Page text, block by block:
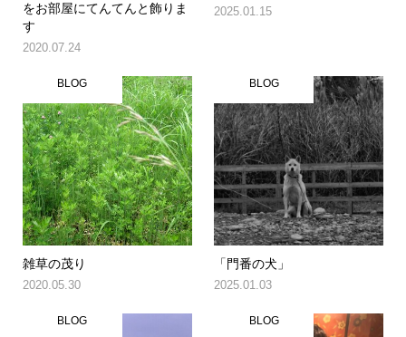
をお部屋にてんてんと飾りま
す
2020.07.24
2025.01.15
BLOG
雑草の茂り
2020.05.30
BLOG
「門番の犬」
2025.01.03
BLOG BLOG